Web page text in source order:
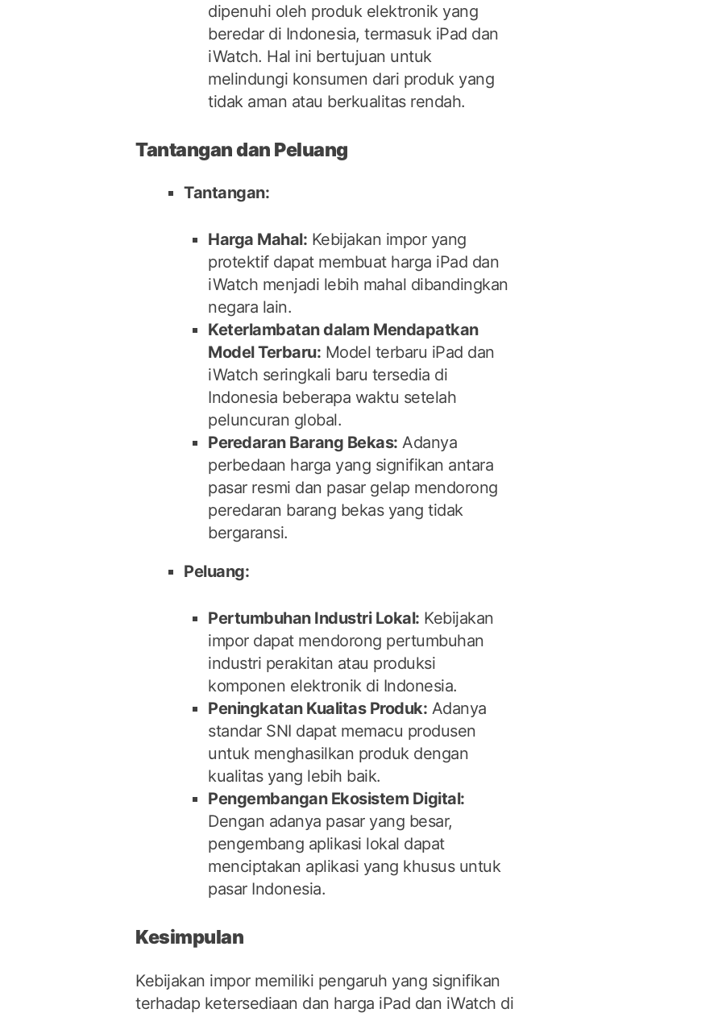
dipenuhi oleh produk elektronik yang
beredar di Indonesia, termasuk iPad dan
iWatch. Hal ini bertujuan untuk
melindungi konsumen dari produk yang
tidak aman atau berkualitas rendah.
Tantangan dan Peluang
Tantangan:
Harga Mahal: Kebijakan impor yang
protektif dapat membuat harga iPad dan
iWatch menjadi lebih mahal dibandingkan
negara lain.
Keterlambatan dalam Mendapatkan
Model Terbaru: Model terbaru iPad dan
iWatch seringkali baru tersedia di
Indonesia beberapa waktu setelah
peluncuran global.
Peredaran Barang Bekas: Adanya
perbedaan harga yang signifikan antara
pasar resmi dan pasar gelap mendorong
peredaran barang bekas yang tidak
bergaransi.
Peluang:
Pertumbuhan Industri Lokal: Kebijakan
impor dapat mendorong pertumbuhan
industri perakitan atau produksi
komponen elektronik di Indonesia.
Peningkatan Kualitas Produk: Adanya
standar SNI dapat memacu produsen
untuk menghasilkan produk dengan
kualitas yang lebih baik.
Pengembangan Ekosistem Digital:
Dengan adanya pasar yang besar,
pengembang aplikasi lokal dapat
menciptakan aplikasi yang khusus untuk
pasar Indonesia.
Kesimpulan
Kebijakan impor memiliki pengaruh yang signifikan
terhadap ketersediaan dan harga iPad dan iWatch di